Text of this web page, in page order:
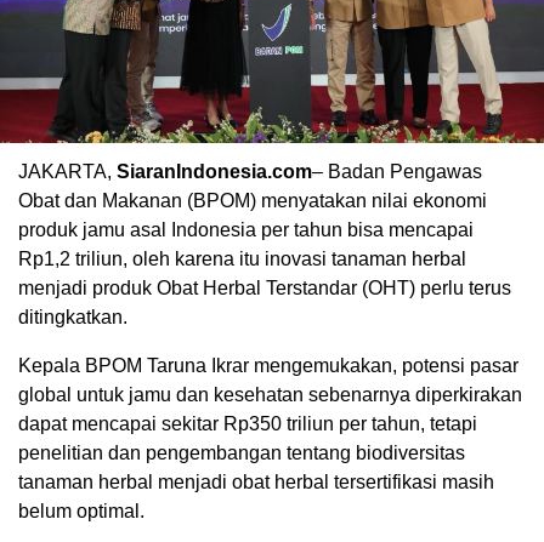
00:00
JAKARTA, SiaranIndonesia.com– Badan Pengawas
Obat dan Makanan (BPOM) menyatakan nilai ekonomi
produk jamu asal Indonesia per tahun bisa mencapai
Rp1,2 triliun, oleh karena itu inovasi tanaman herbal
menjadi produk Obat Herbal Terstandar (OHT) perlu terus
ditingkatkan.
Kepala BPOM Taruna Ikrar mengemukakan, potensi pasar
global untuk jamu dan kesehatan sebenarnya diperkirakan
dapat mencapai sekitar Rp350 triliun per tahun, tetapi
penelitian dan pengembangan tentang biodiversitas
tanaman herbal menjadi obat herbal tersertifikasi masih
belum optimal.